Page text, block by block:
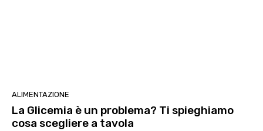
ALIMENTAZIONE
La Glicemia è un problema? Ti spieghiamo
cosa scegliere a tavola